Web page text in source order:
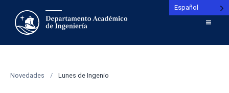
Novedades / Lunes de Ingenio
Español